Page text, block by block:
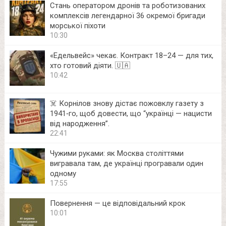
Стань оператором дронів та роботизованих
комплексів легендарної 36 окремої бригади
морської піхоти
10:30
«Едельвейс» чекає. Контракт 18–24 — для тих,
хто готовий діяти. 🇺🇦
10:42
☠️ Корнілов знову дістає пожовклу газету з
1941‑го, щоб довести, що “українці — нацисти
від народження”.
22:41
Чужими руками: як Москва століттями
вигравала там, де українці програвали один
одному
17:55
Повернення — це відповідальний крок
10:01